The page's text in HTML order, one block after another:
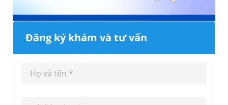
Đăng ký khám và tư vấn